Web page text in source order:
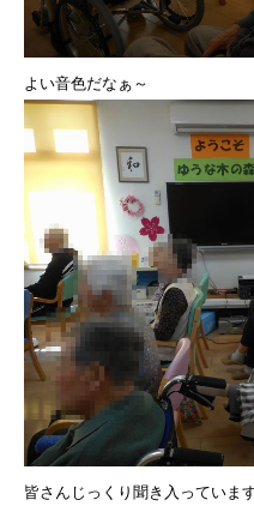
よい音色だなぁ～
皆さんじっくり聞き入っていま